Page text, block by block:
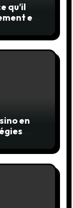
qu’il
et
en